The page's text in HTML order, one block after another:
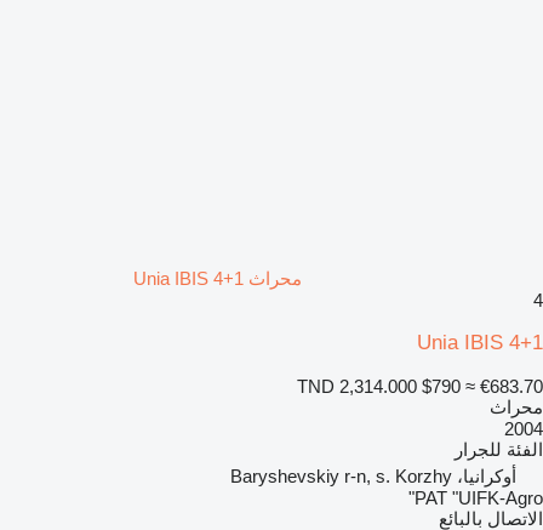
محراث Unia IBIS 4+1
Unia IBIS
TND 2,314.000 $790 ≈
للجرار
أوكرانيا، Baryshevskiy r-n, s. Korzhy
PAT "UIFK-
بالبائع